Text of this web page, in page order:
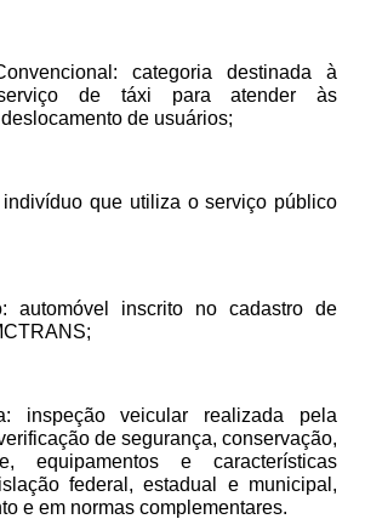
categoria destinada
à
de táxi para atender
às
deslocamento de usuários;
indivíduo que utiliza o serviço público
automóvel inscrito no cadastro de
inspeção veicular realizada
pela
de segurança, conservação,
equipamentos e
características
federal, estadual e municipal,
e em normas complementares.